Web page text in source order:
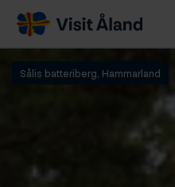
Visit
Åland
Sålis batteriberg, Hammarland